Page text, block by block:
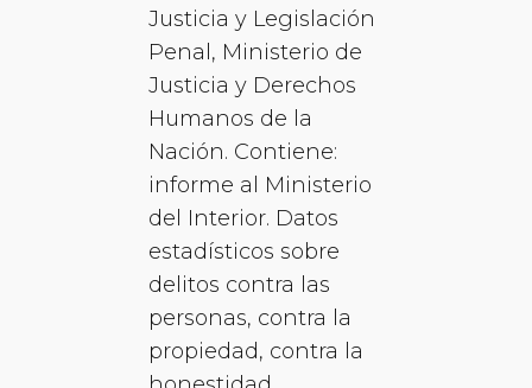
Justicia y Legislación
Penal, Ministerio de
Justicia y Derechos
Humanos de la
Nación. Contiene:
informe al Ministerio
del Interior. Datos
estadísticos sobre
delitos contra las
personas, contra la
propiedad, contra la